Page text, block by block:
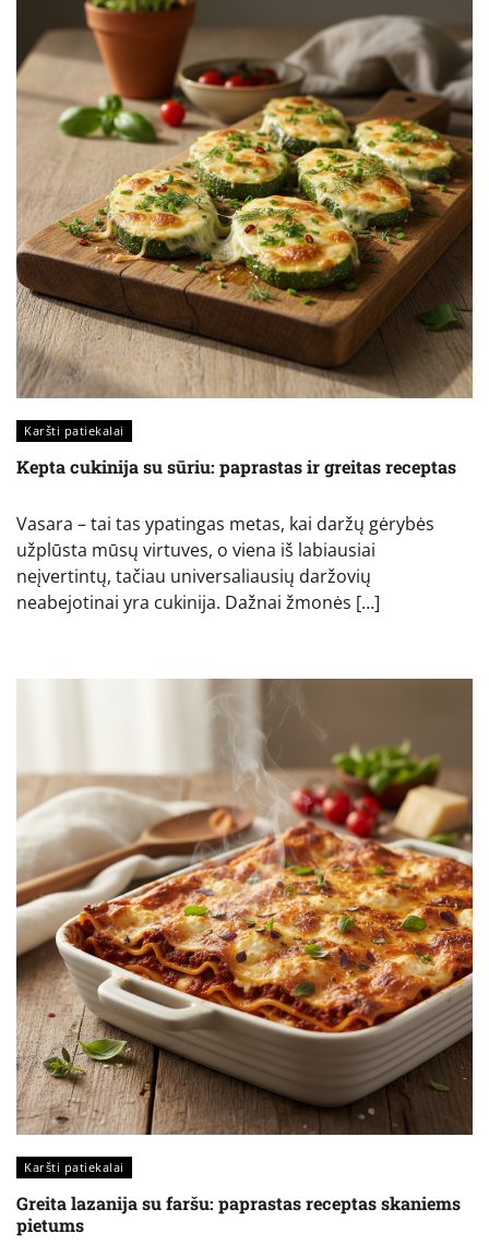
Karšti patiekalai
Kepta cukinija su sūriu: paprastas ir greitas receptas
Vasara – tai tas ypatingas metas, kai daržų gėrybės
užplūsta mūsų virtuves, o viena iš labiausiai
neįvertintų, tačiau universaliausių daržovių
neabejotinai yra cukinija. Dažnai žmonės […]
Karšti patiekalai
Greita lazanija su faršu: paprastas receptas skaniems
pietums